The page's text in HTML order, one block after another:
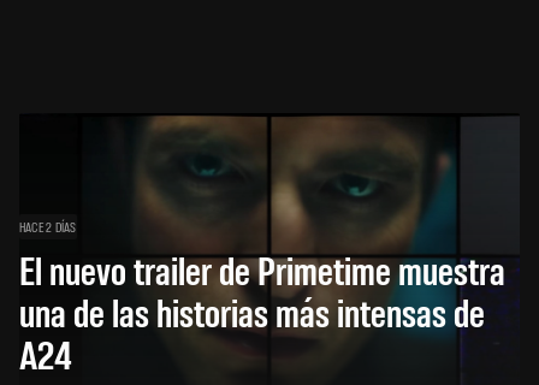
HACE 2 DÍAS
El nuevo trailer de Primetime muestra
una de las historias más intensas de
A24